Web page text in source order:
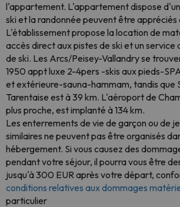
l'appartement. L'appartement dispose
ski et la randonnée peuvent être appréciés
L'établissement propose la location de
accès direct aux pistes de ski et un
de ski. Les Arcs/Peisey-Vallandry se
1950 appt luxe 2-4pers -skis aux pieds-
et extérieure-sauna-hammam, tandis que
Tarentaise est à 39 km. L'aéroport de
plus proche, est implanté à 134 km.
Les enterrements de vie de garçon ou de
similaires ne peuvent pas être organisés
hébergement. Si vous causez des
pendant votre séjour, il pourra vous être
jusqu'à 300 EUR après votre départ,
conditions relatives aux dommages
particulier